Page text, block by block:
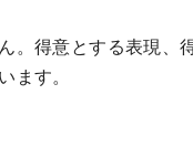
。得意とする表現、
す。